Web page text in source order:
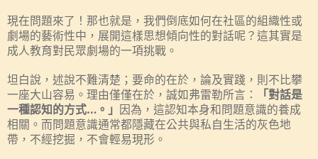
現在問題來了！那也就是，我們倒底如何在社區的組織性或
劇場的藝術性中，展開這樣思想傾向性的對話呢？這其實是
成人教育對民眾劇場的一項挑戰。
坦白說，述說不難清楚；要命的在於，論及實踐，則不比攀
一座大山容易。理由僅僅在於，誠如弗雷勒所言：
「對話是
一種認知的方式…。」 因為，這認知本身和問題意識的養成
相關。而問題意識通常都隱藏在公共與私自生活的灰色地
帶，不經挖掘，不會輕易現形。